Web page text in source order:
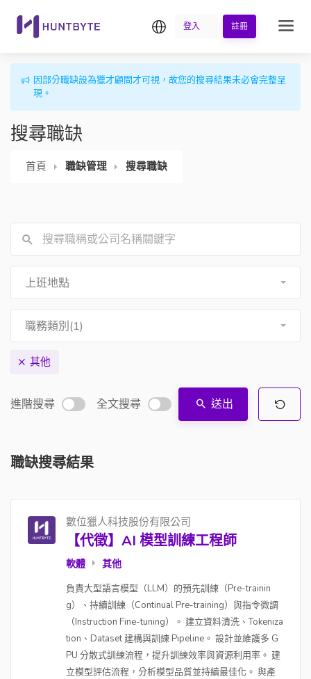
繁中登入 註冊
因部分職缺設為獵才顧問才可視，故您的搜尋結果未必會完整呈
現。
搜尋職缺
首頁 職缺管理 搜尋職缺
上班地點
職務類別(1)
其他
進階搜尋 全文搜尋 送出
職缺搜尋結果
數位獵人科技股份有限公司
【代徵】AI 模型訓練工程師
軟體 其他
負責大型語言模型（LLM）的預先訓練（Pre-trainin
g）、持續訓練（Continual Pre-training）與指令微調
（Instruction Fine-tuning）。 建立資料清洗、Tokeniza
tion、Dataset 建構與訓練 Pipeline。 設計並維護多 G
PU 分散式訓練流程，提升訓練效率與資源利用率。 建
立模型評估流程，分析模型品質並持續最佳化。 與產